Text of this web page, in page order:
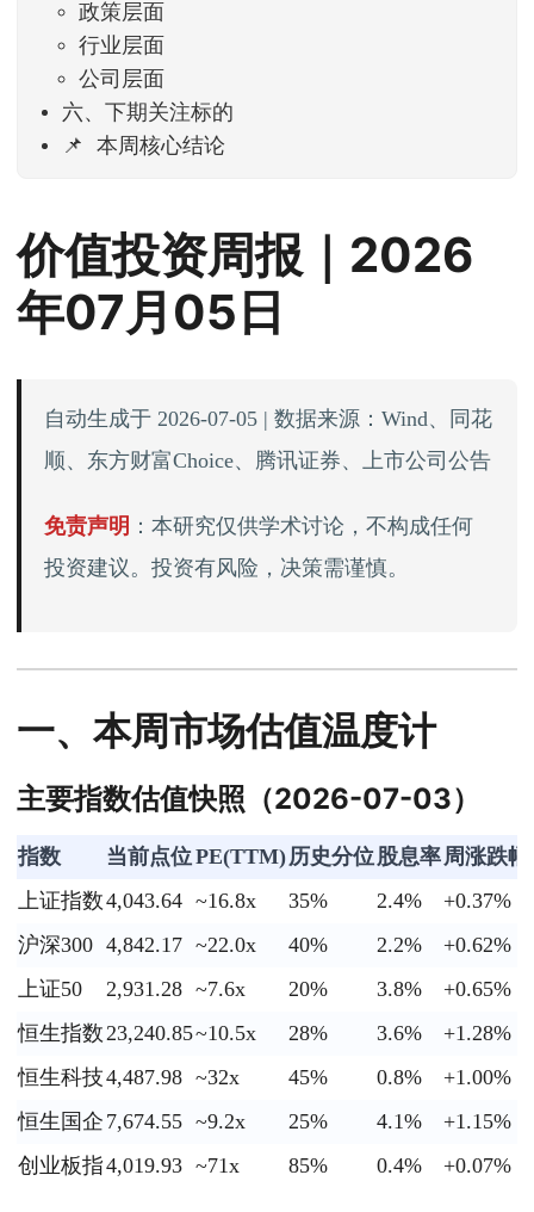
政策层面
行业层面
公司层面
六、下期关注标的
📌 本周核心结论
价值投资周报｜2026
年07月05日
自动生成于 2026-07-05 | 数据来源：Wind、同花
顺、东方财富Choice、腾讯证券、上市公司公告
免责声明 ：本研究仅供学术讨论，不构成任何
投资建议。投资有风险，决策需谨慎。
一、本周市场估值温度计
主要指数估值快照（2026-07-03）
指数 当前点位PE(TTM)历史分位股息率周涨跌幅
上证指数4,043.64 ~16.8x 35% 2.4%
+0.37%
沪深300 4,842.17 ~22.0x 40% 2.2%
+0.62%
上证50
2,931.28 ~7.6x 20% 3.8%
+0.65%
恒生指数23,240.85~10.5x 28% 3.6%
+1.28%
恒生科技4,487.98 ~32x 45% 0.8%
+1.00%
恒生国企 7,674.55 ~9.2x 25% 4.1%
+1.15%
创业板指4,019.93 ~71x 85% 0.4% +0.07%